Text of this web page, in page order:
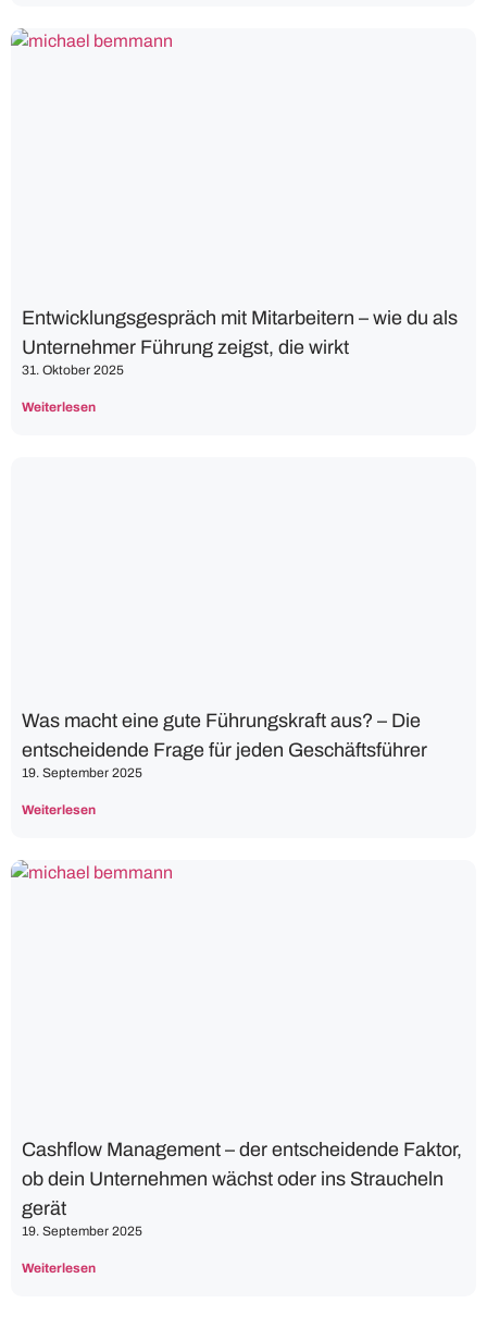
Entwicklungsgespräch mit Mitarbeitern – wie du als
Unternehmer Führung zeigst, die wirkt
31. Oktober 2025
Weiterlesen
Was macht eine gute Führungskraft aus? – Die
entscheidende Frage für jeden Geschäftsführer
19. September 2025
Weiterlesen
Cashflow Management – der entscheidende Faktor,
ob dein Unternehmen wächst oder ins Straucheln
gerät
19. September 2025
Weiterlesen